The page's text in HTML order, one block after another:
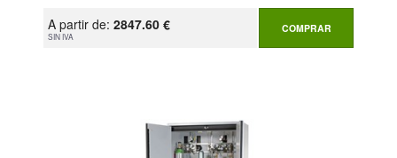
A partir de: 2847.60 €
SIN IVA
COMPRAR